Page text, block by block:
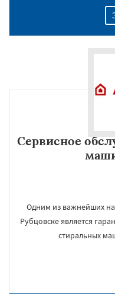
Сервисное
Одним из важнейших
Рубцовске является
стиральных